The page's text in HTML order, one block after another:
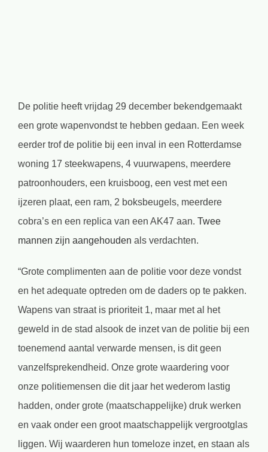
De politie heeft vrijdag 29 december bekendgemaakt
een grote wapenvondst te hebben gedaan. Een week
eerder trof de politie bij een inval in een Rotterdamse
woning 17 steekwapens, 4 vuurwapens, meerdere
patroonhouders, een kruisboog, een vest met een
ijzeren plaat, een ram, 2 boksbeugels, meerdere
cobra’s en een replica van een AK47 aan. Twee
mannen zijn aangehouden als verdachten.
“Grote complimenten aan de politie voor deze vondst
en het adequate optreden om de daders op te pakken.
Wapens van straat is prioriteit 1, maar met al het
geweld in de stad alsook de inzet van de politie bij een
toenemend aantal verwarde mensen, is dit geen
vanzelfsprekendheid. Onze grote waardering voor
onze politiemensen die dit jaar het wederom lastig
hadden, onder grote (maatschappelijke) druk werken
en vaak onder een groot maatschappelijk vergrootglas
liggen. Wij waarderen hun tomeloze inzet, en staan als